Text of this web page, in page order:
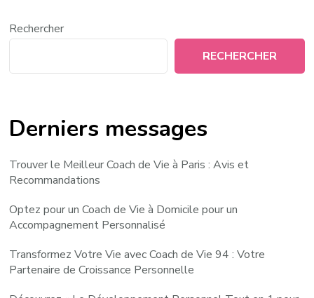
Rechercher
RECHERCHER
Derniers messages
Trouver le Meilleur Coach de Vie à Paris : Avis et
Recommandations
Optez pour un Coach de Vie à Domicile pour un
Accompagnement Personnalisé
Transformez Votre Vie avec Coach de Vie 94 : Votre
Partenaire de Croissance Personnelle